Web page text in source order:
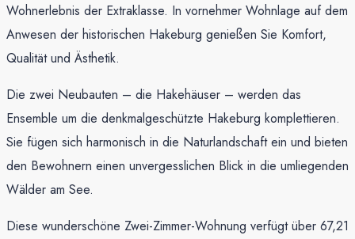
Wohnerlebnis der Extraklasse. In vornehmer Wohnlage auf dem
Anwesen der historischen Hakeburg genießen Sie Komfort,
Qualität und Ästhetik.
Die zwei Neubauten – die Hakehäuser – werden das
Ensemble um die denkmalgeschützte Hakeburg komplettieren.
Sie fügen sich harmonisch in die Naturlandschaft ein und bieten
den Bewohnern einen unvergesslichen Blick in die umliegenden
Wälder am See.
Diese wunderschöne Zwei-Zimmer-Wohnung verfügt über 67,21